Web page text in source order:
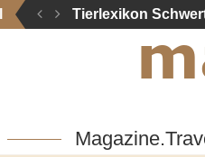
Tierlexikon